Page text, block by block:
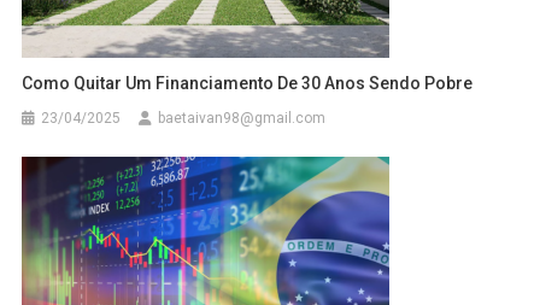
Como Quitar Um Financiamento De 30 Anos Sendo Pobre
23/04/2025 baetaivan98@gmail.com